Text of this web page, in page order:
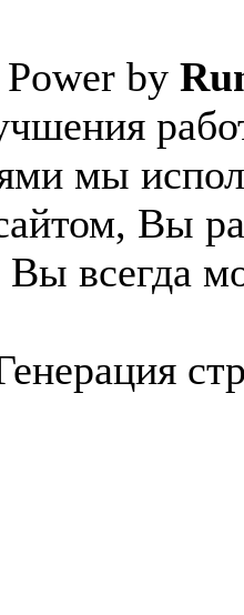
Power by
мы
Вы
всегда